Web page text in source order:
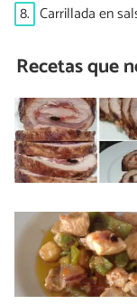
8. Carrillada en
Recetas que